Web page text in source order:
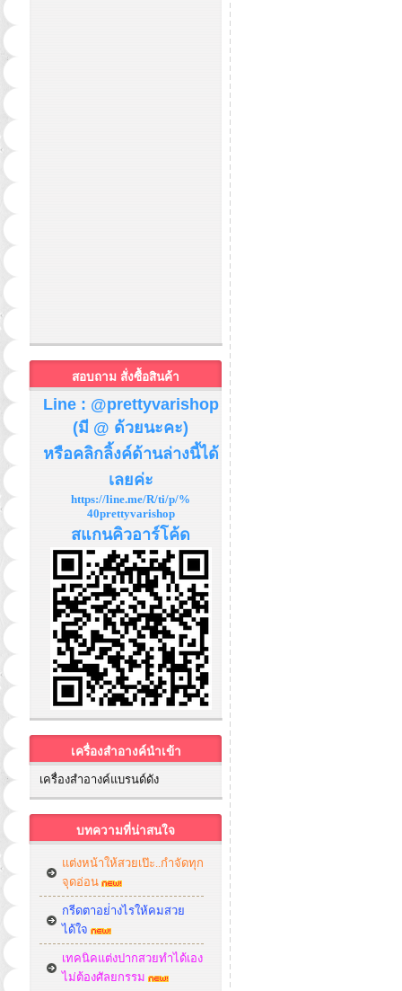
สอบถาม สั่งซื้อสินค้า
Line : @prettyvarishop
(มี @ ด้วยนะคะ)
หรือคลิกลิ้งค์ด้านล่างนี้ได้
เลยค่ะ
https://line.me/R/ti/p/%
40prettyvarishop
สแกนคิวอาร์โค้ด
เครื่องสำอางค์นำเข้า
เครื่องสำอางค์แบรนด์ดัง
บทความที่น่าสนใจ
แต่งหน้าให้สวยเป๊ะ..กำจัดทุก
จุดอ่อน
กรีดตาอย่่างไรให้คมสวย
ได้ใจ
เทคนิคแต่งปากสวยทำได้เอง
ไม่ต้องศัลยกรรม